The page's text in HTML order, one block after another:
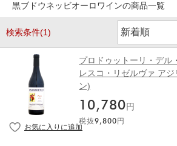
黒ブドウネッビオーロワインの商品一覧
検索条件(1)
プロドゥットーリ・デル
レスコ・リゼルヴァ ア
ン)
10,780 円
税抜9,800 円